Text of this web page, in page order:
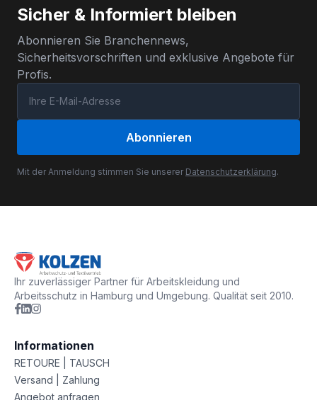
Sicher & Informiert bleiben
Abonnieren Sie Branchennews,
Sicherheitsvorschriften und exklusive Angebote für
Profis.
Abonnieren
Mit der Anmeldung stimmen Sie unserer Datenschutzerklärung.
Ihr zuverlässiger Partner für Arbeitskleidung und
Arbeitsschutz in Hamburg und Umgebung. Qualität seit 2010.
Informationen
RETOURE | TAUSCH
Versand | Zahlung
Angebot anfragen